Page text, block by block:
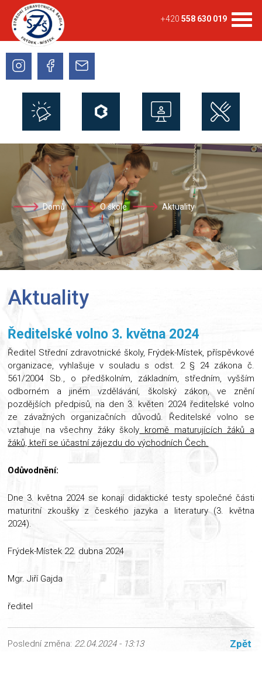
+420 558 630 019
Domů O škole Aktuality
Aktuality
Ředitelské volno 3. května 2024
Ředitel Střední zdravotnické školy, Frýdek-Místek, příspěvkové
organizace, vyhlašuje v souladu s odst. 2 § 24 zákona č.
561/2004 Sb., o předškolním, základním, středním, vyšším
odborném a jiném vzdělávání, školský zákon, ve znění
pozdějších předpisů, na den 3. květen 2024 ředitelské volno
ze závažných organizačních důvodů. Ředitelské volno se
vztahuje na všechny žáky školy kromě maturujících žáků a
žáků, kteří se účastní zájezdu do východních Čech.
Odůvodnění:
Dne 3. května 2024 se konají didaktické testy společné části
maturitní zkoušky z českého jazyka a literatury (3. května
2024).
Frýdek-Místek 22. dubna 2024
Mgr. Jiří Gajda
ředitel
Poslední změna: 22.04.2024 - 13:13 Zpět